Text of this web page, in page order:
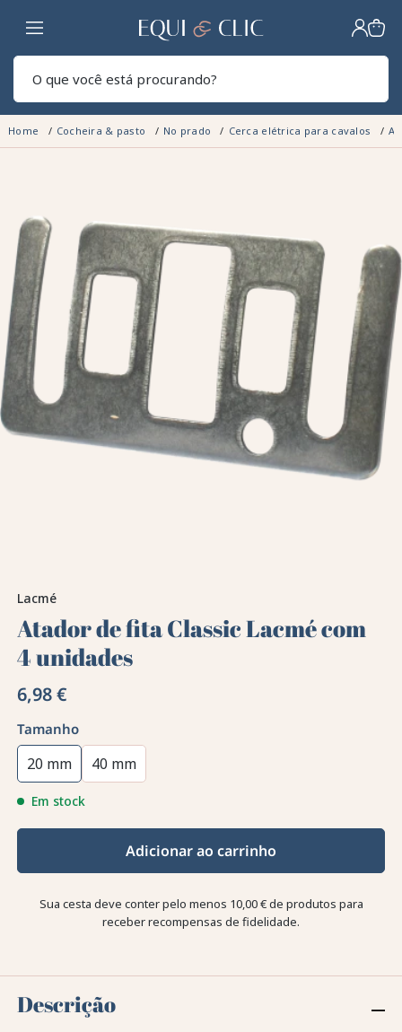
Lar
Home Cocheira & pasto No prado Cerca elétrica para cavalos
Lacmé
Atador de fita Classic Lacmé com
4 unidades
6,98 €
Tamanho
20 mm 40 mm
Em stock
Adicionar ao carrinho
Sua cesta deve conter pelo menos 10,00 € de produtos para
receber recompensas de fidelidade.
Descrição